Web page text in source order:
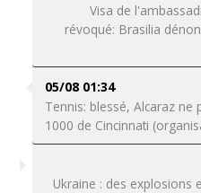
Visa de
révoqué: Brasilia
05/08 01:34
Tennis: blessé, Alcaraz ne
1000 de Cincinnati
Ukraine : des explosions